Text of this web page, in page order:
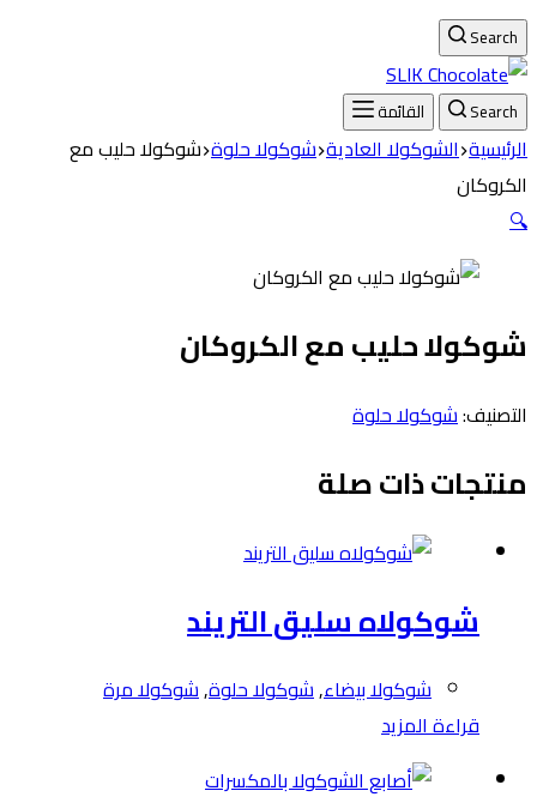
Search
Search القائمة
الرئيسية الشوكولا العادية شوكولا حلوة شوكولا حليب مع
الكروكان
🔍
شوكولا حليب مع الكروكان
التصنيف:شوكولا حلوة
منتجات ذات صلة
شوكولاه سليق التريند
شوكولا بيضاء,شوكولا حلوة,شوكولا مرة
قراءة المزيد